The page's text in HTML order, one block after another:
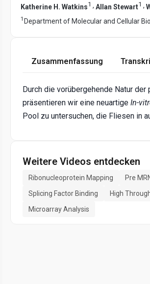
Katherine H. Watkins1 , Allan Stewart1 ,
1 Department of Molecular and Cellular
Zusammenfassung
Durch die vorübergehende Natur
präsentieren wir eine neuartige In-
Pool zu untersuchen, die Fliesen in
Weitere Videos entdecken
Ribonucleoprotein Mapping Pre
Splicing Factor Binding
High
Microarray Analysis